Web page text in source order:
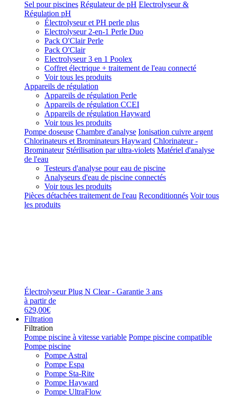
Sel pour piscines Régulateur de pH Electrolyseur &
Régulation pH
Électrolyseur et PH perle plus
Electrolyseur 2-en-1 Perle Duo
Pack O'Clair Perle
Pack O'Clair
Electrolyseur 3 en 1 Poolex
Coffret électrique + traitement de l'eau connecté
Voir tous les produits
Appareils de régulation
Appareils de régulation Perle
Appareils de régulation CCEI
Appareils de régulation Hayward
Voir tous les produits
Pompe doseuse Chambre d'analyse Ionisation cuivre argent
Chlorinateurs et Brominateurs Hayward Chlorinateur -
Brominateur Stérilisation par ultra-violets Matériel d'analyse
de l'eau
Testeurs d'analyse pour eau de piscine
Analyseurs d'eau de piscine connectés
Voir tous les produits
Pièces détachées traitement de l'eau Reconditionnés Voir tous
les produits
Électrolyseur Plug N Clear - Garantie 3 ans
à partir de
629,00€
Filtration
Filtration
Pompe piscine à vitesse variable Pompe piscine compatible
Pompe piscine
Pompe Astral
Pompe Espa
Pompe Sta-Rite
Pompe Hayward
Pompe UltraFlow